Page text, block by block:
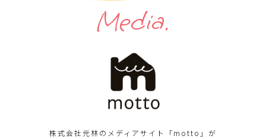
Media.
株式会社元林のメディアサイト「motto」が